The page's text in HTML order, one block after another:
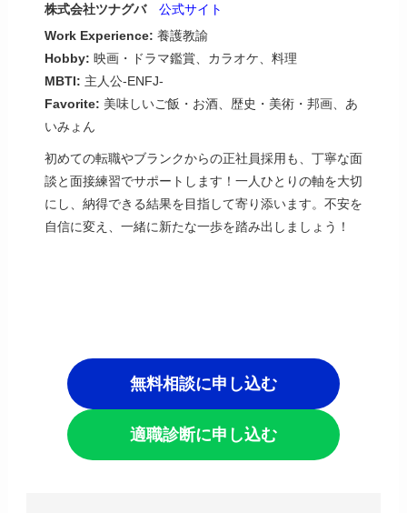
株式会社ツナグバ
公式サイト
Work Experience: 養護教諭
Hobby: 映画・ドラマ鑑賞、カラオケ、料理
MBTI: 主人公-ENFJ-
Favorite: 美味しいご飯・お酒、歴史・美術・邦画、あ
いみょん
初めての転職やブランクからの正社員採用も、丁寧な面
談と面接練習でサポートします！一人ひとりの軸を大切
にし、納得できる結果を目指して寄り添います。不安を
自信に変え、一緒に新たな一歩を踏み出しましょう！
無料相談に申し込む
適職診断に申し込む